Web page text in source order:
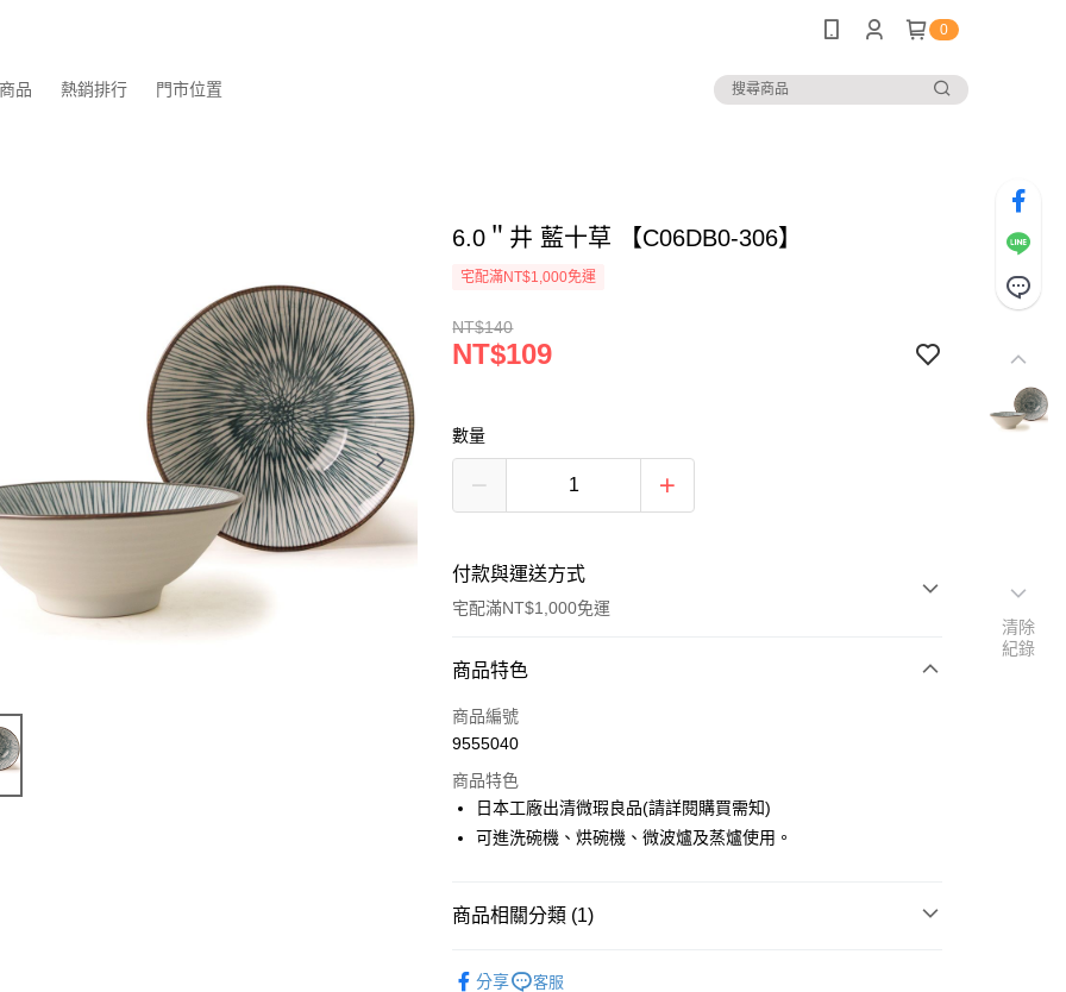
0
品 熱銷排行 門市位置
6.0＂井 藍十草 【C06DB0-306】
宅配滿NT$1,000免運
NT$140
NT$109
數量
付款與運送方式
宅配滿NT$1,000免運
付款方式
信用卡一次付款
Apple Pay
街口支付
ATM付款
商品特色
商品編號
9555040
商品特色
日本工廠出清微瑕良品(請詳閱購買需知)
可進洗碗機、烘碗機、微波爐及蒸爐使用。
商品相關分類 (1)
分享
客服
清除
紀錄